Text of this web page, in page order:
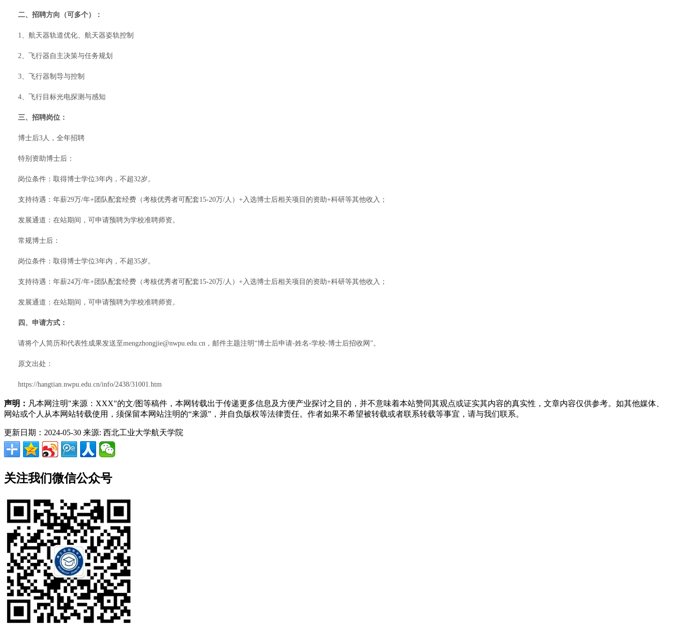
二、招聘方向（可多个）：
1、航天器轨道优化、航天器姿轨控制
2、飞行器自主决策与任务规划
3、飞行器制导与控制
4、飞行目标光电探测与感知
三、招聘岗位：
博士后3人，全年招聘
特别资助博士后：
岗位条件：取得博士学位3年内，不超32岁。
支持待遇：年薪29万/年+团队配套经费（考核优秀者可配套15-20万/人）+入选博士后相关项目的资助+科研等其他收入；
发展通道：在站期间，可申请预聘为学校准聘师资。
常规博士后：
岗位条件：取得博士学位3年内，不超35岁。
支持待遇：年薪24万/年+团队配套经费（考核优秀者可配套15-20万/人）+入选博士后相关项目的资助+科研等其他收入；
发展通道：在站期间，可申请预聘为学校准聘师资。
四、申请方式：
请将个人简历和代表性成果发送至mengzhongjie@nwpu.edu.cn，邮件主题注明“博士后申请-姓名-学校-博士后招收网”。
原文出处：
https://hangtian.nwpu.edu.cn/info/2438/31001.htm
声明： 凡本网注明"来源：XXX"的文/图等稿件，本网转载出于传递更多信息及方便产业探讨之目的，并不意味着本站赞同其观点或证实其内容的真实性，文章内容仅供参考。如其他媒体、
网站或个人从本网站转载使用，须保留本网站注明的“来源”，并自负版权等法律责任。作者如果不希望被转载或者联系转载等事宜，请与我们联系。
更新日期：2024-05-30 来源: 西北工业大学航天学院
关注我们微信公众号